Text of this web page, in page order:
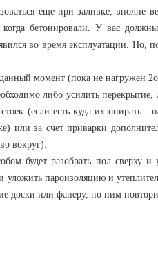
еще при заливке, вполне
бетонировали. У вас
во время эксплуатации. Но,
момент (пока не нагружен
либо усилить
(если есть куда их опирать
или за счет приварки
вокруг).
будет разобрать пол сверху
пароизоляцию и
доски или фанеру, по ним